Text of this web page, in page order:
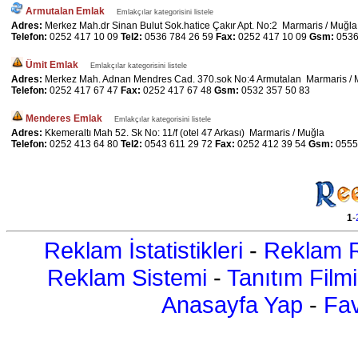
Armutalan Emlak Emlakçılar kategorisini listele
Adres: Merkez Mah.dr Sinan Bulut Sok.hatice Çakır Apt. No:2 Marmaris / Muğla
Telefon: 0252 417 10 09 Tel2: 0536 784 26 59 Fax: 0252 417 10 09 Gsm:
Ümit Emlak Emlakçılar kategorisini listele
Adres: Merkez Mah. Adnan Mendres Cad. 370.sok No:4 Armutalan Marmaris /
Telefon: 0252 417 67 47 Fax: 0252 417 67 48 Gsm: 0532 357 50 83
Menderes Emlak Emlakçılar kategorisini listele
Adres: Kkemeraltı Mah 52. Sk No: 11/f (otel 47 Arkası) Marmaris / Muğla
Telefon: 0252 413 64 80 Tel2: 0543 611 29 72 Fax: 0252 412 39 54 Gsm:
1-
Reklam İstatistikleri - Reklam
Reklam Sistemi - Tanıtım Filmi
Anasayfa Yap -